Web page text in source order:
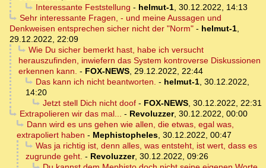
Interessante Feststellung - helmut-1, 30.12.2022, 14:13
Sehr interessante Fragen, - und meine Aussagen und
Denkweisen entsprechen sicher nicht der "Norm" - helmut-1,
29.12.2022, 22:09
Wie Du sicher bemerkt hast, habe ich versucht
herauszufinden, inwiefern das System kontroverse Diskussionen
erkennen kann. - FOX-NEWS, 29.12.2022, 22:44
Das kann ich nicht beantworten. - helmut-1, 30.12.2022,
14:20
Jetzt stell Dich nicht doof- FOX-NEWS, 30.12.2022, 22:31
Extrapolieren wir das mal... - Revoluzzer, 30.12.2022, 00:00
Dann wird es uns gehen wie allen, die etwas, egal was,
extrapoliert haben - Mephistopheles, 30.12.2022, 00:47
Was ja richtig ist, denn alles, was entsteht, ist wert, dass es
zugrunde geht. - Revoluzzer, 30.12.2022, 09:26